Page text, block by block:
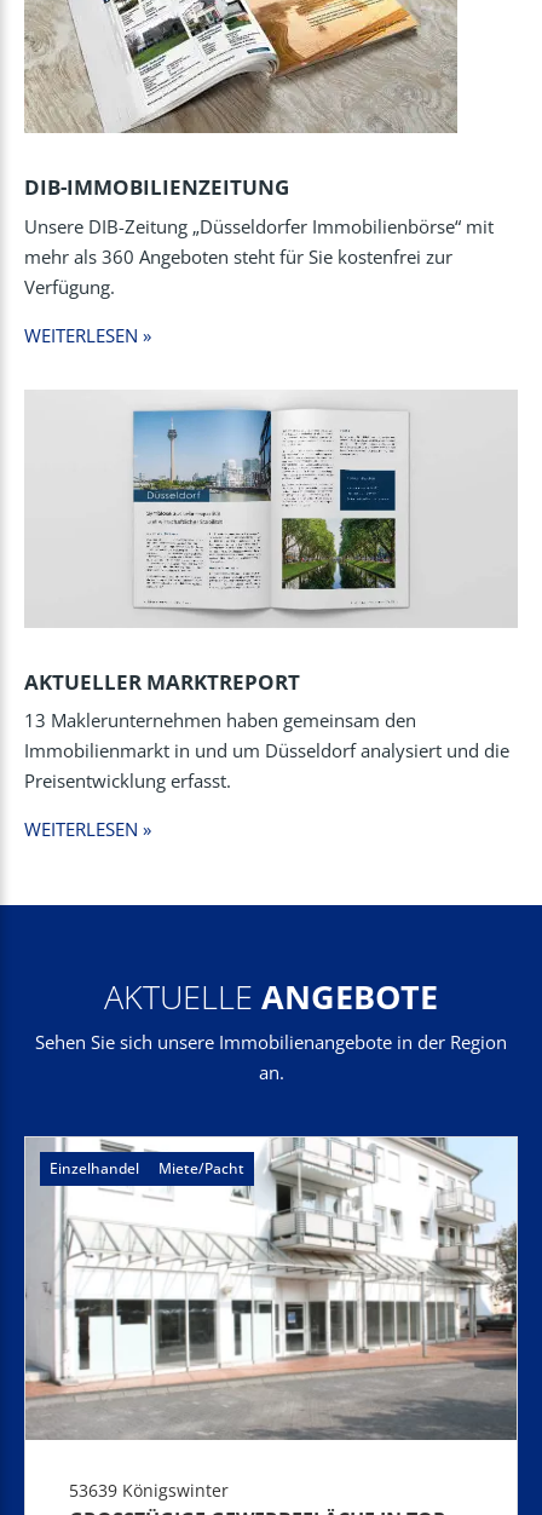
DIB-IMMOBILIENZEITUNG
Unsere DIB-Zeitung „Düsseldorfer Immobilienbörse“ mit
mehr als 360 Angeboten steht für Sie kostenfrei zur
Verfügung.
WEITERLESEN »
AKTUELLER MARKTREPORT
13 Maklerunternehmen haben gemeinsam den
Immobilienmarkt in und um Düsseldorf analysiert und die
Preisentwicklung erfasst.
WEITERLESEN »
AKTUELLE ANGEBOTE
Sehen Sie sich unsere Immobilienangebote in der Region
an.
Einzelhandel Miete/Pacht
53639 Königswinter